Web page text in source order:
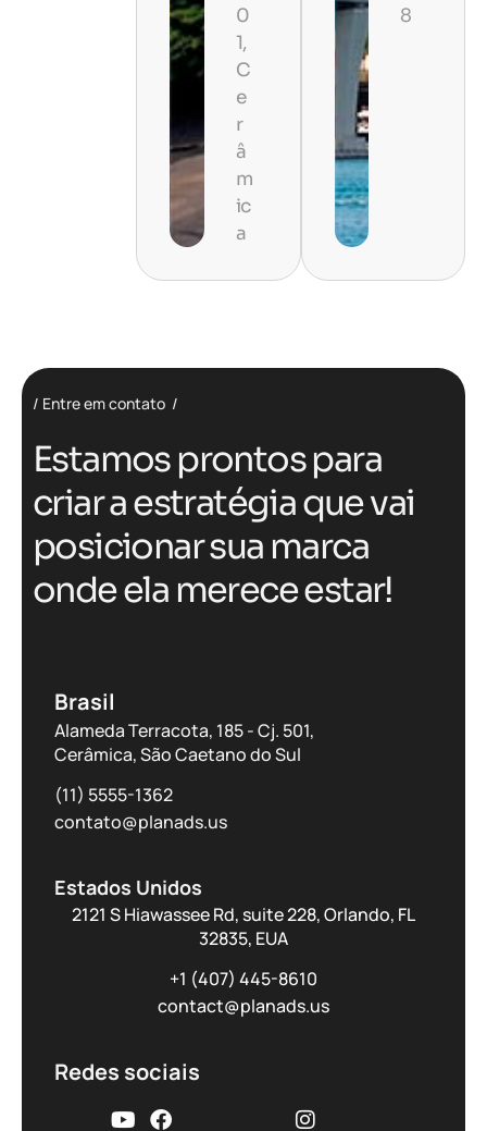
0
1,
C
e
r
â
m
ic
a
8
Entre em contato
Estamos prontos para
criar a estratégia que vai
posicionar sua marca
onde ela merece estar!
Brasil
Alameda Terracota, 185 - Cj. 501,
Cerâmica, São Caetano do Sul
(11) 5555-1362
contato@planads.us
Estados Unidos
2121 S Hiawassee Rd, suite 228, Orlando, FL
32835, EUA
+1 (407) 445-8610
contact@planads.us
Redes sociais